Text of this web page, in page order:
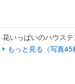
花いっぱいのハウス
もっと見る（写真45